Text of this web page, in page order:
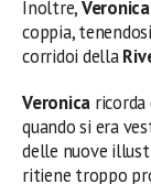
Inoltre,Veronica
coppia,
corridoi della
Veronica
quando si era
delle nuove
ritiene troppo